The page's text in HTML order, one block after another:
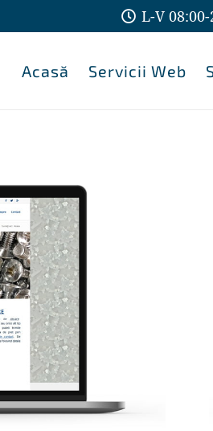
L-V
Acasă Servicii Web